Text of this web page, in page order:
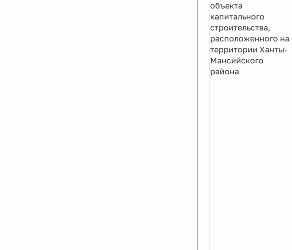
объекта
капитального
строительства,
расположенного на
территории Ханты-
Мансийского
района